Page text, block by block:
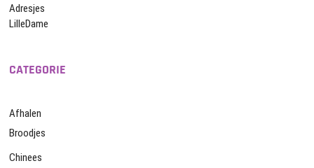
Adresjes
LilleDame
CATEGORIE
Afhalen
Broodjes
Chinees